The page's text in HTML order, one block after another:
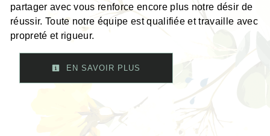
partager avec vous renforce encore plus notre désir de
réussir. Toute notre équipe est qualifiée et travaille avec
propreté et rigueur.
EN SAVOIR PLUS